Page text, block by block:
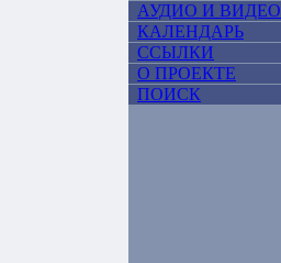
АУДИО И ВИДЕО
КАЛЕНДАРЬ
ССЫЛКИ
О ПРОЕКТЕ
ПОИСК